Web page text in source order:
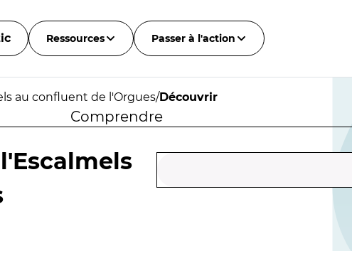
Ressources Passer à l'action
au confluent de l'Orgues/Découvrir
Comprendre